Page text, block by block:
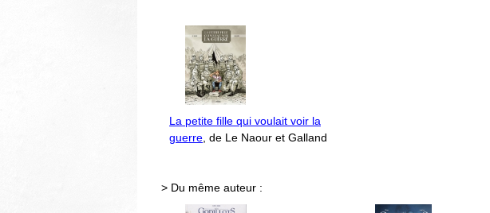
La petite fille qui voulait voir la
guerre , de Le Naour et Galland
> Du même auteur :